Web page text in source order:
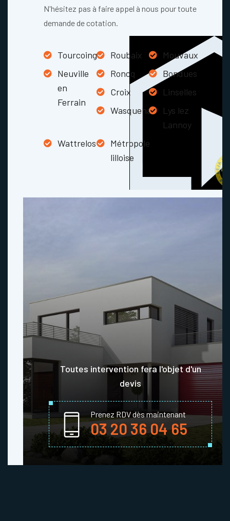
N'hésitez pas à faire appel à nous pour toute
demande de cotation.
Tourcoing Roubaix
Mouvaux
Neuville
en
Ferrain
Roncq
Bondues
Croix
Linselles
Wasquehal
Lys lez
Lannoy
Wattrelos
Métropole
lilloise
Toutes intervention fera l'objet d'un
devis
Prenez RDV dès maintenant
03 20 36 04 65